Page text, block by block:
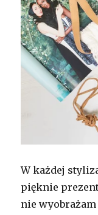
W każdej
pięknie
nie